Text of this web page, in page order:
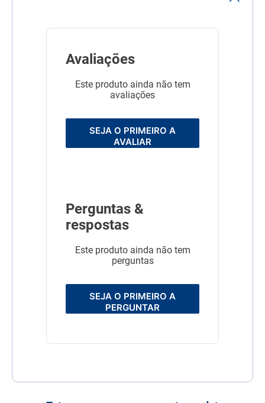
Avaliações
Este produto ainda não tem
avaliações
SEJA O PRIMEIRO A
AVALIAR
Perguntas &
respostas
Este produto ainda não tem
perguntas
SEJA O PRIMEIRO A
PERGUNTAR